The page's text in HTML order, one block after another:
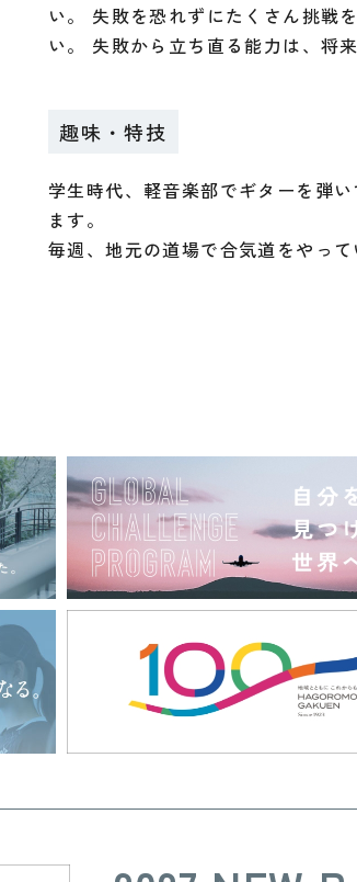
い。 失敗を恐れずにたくさん挑戦
い。 失敗から立ち直る能力は、将
趣味・特技
学生時代、軽音楽部でギターを弾
ます。
毎週、地元の道場で合気道をやって